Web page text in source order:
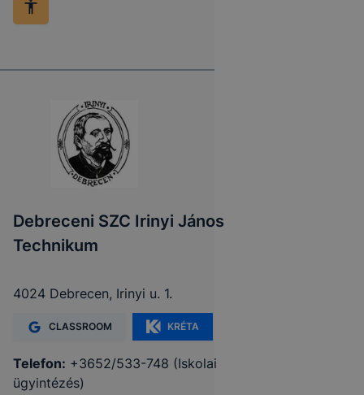
Debreceni SZC Irinyi János
Technikum
4024 Debrecen, Irinyi u. 1.
CLASSROOM KRÉTA
Telefon: +3652/533-748 (Iskolai
ügyintézés)